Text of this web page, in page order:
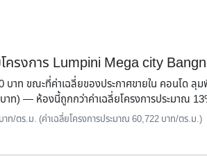
ครงการ Lumpini Mega city
บาท ขณะที่ค่าเฉลี่ยของประกาศขายใน คอนโด
บาท) — ห้องนี้ถูกกว่าค่าเฉลี่ยโครงการประมาณ
ท/ตร.ม. (ค่าเฉลี่ยโครงการประมาณ 60,722 บาท/ตร.ม.)